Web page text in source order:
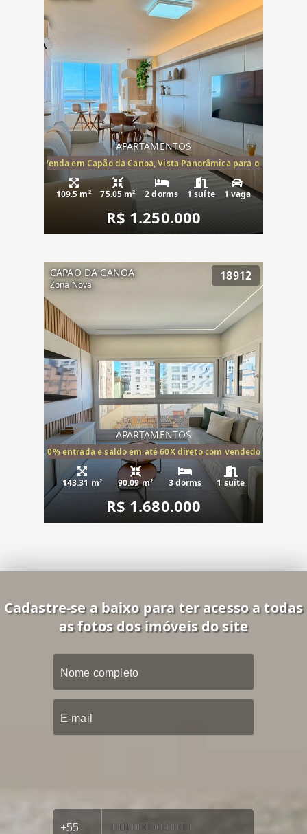
APARTAMENTOS
Mar à Venda em Capão da Canoa, Vista Panorâmica para o Mar, 2
109.5 m² 75.05 m² 2 dorms 1 suíte 1 vaga
R$ 1.250.000
CAPAO DA CANOA
Zona Nova
18912
APARTAMENTOS
20% entrada e saldo em até 60X direto com vendedor
143.31 m² 90.09 m² 3 dorms 1 suíte
R$ 1.680.000
Cadastre-se a baixo para ter acesso a todas
as fotos dos imóveis do site